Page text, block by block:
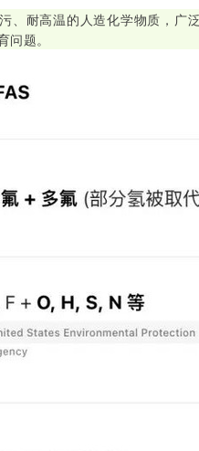
、耐高温的人造化学物质，广
题。